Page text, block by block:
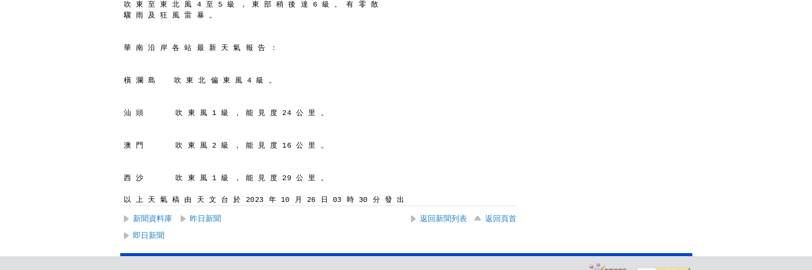
吹 東 至 東 北 風 4 至 5 級 ， 東 部 稍 後 達 6 級 。 有 零 散
驟 雨 及 狂 風 雷 暴 。
華 南 沿 岸 各 站 最 新 天 氣 報 告 ：
橫 瀾 島    吹 東 北 偏 東 風 4 級 。
汕 頭       吹 東 風 1 級 ， 能 見 度 24 公 里 。
澳 門       吹 東 風 2 級 ， 能 見 度 16 公 里 。
西 沙       吹 東 風 1 級 ， 能 見 度 29 公 里 。
以 上 天 氣 稿 由 天 文 台 於 2023 年 10 月 26 日 03 時 30 分 發 出
新聞資料庫 昨日新聞 返回新聞列表
返回頁首
即日新聞